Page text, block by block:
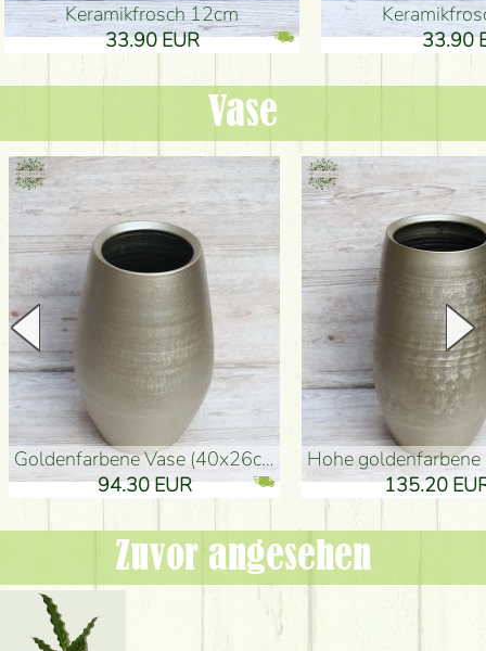
Keramikfrosch 12cm
33.90 EUR
33.90
Vase
goldenfarbene Vase (40x26cm)
94.30 EUR
hohe goldenfarbene
135.20 EUR
Zuvor angesehen